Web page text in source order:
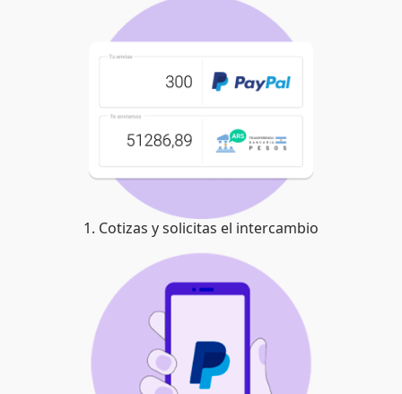
1. Cotizas y solicitas el intercambio